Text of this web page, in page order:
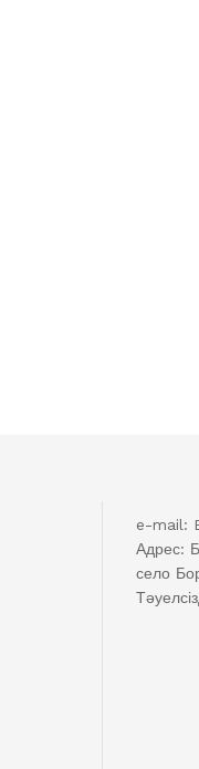
e-mail:
Адрес:
село